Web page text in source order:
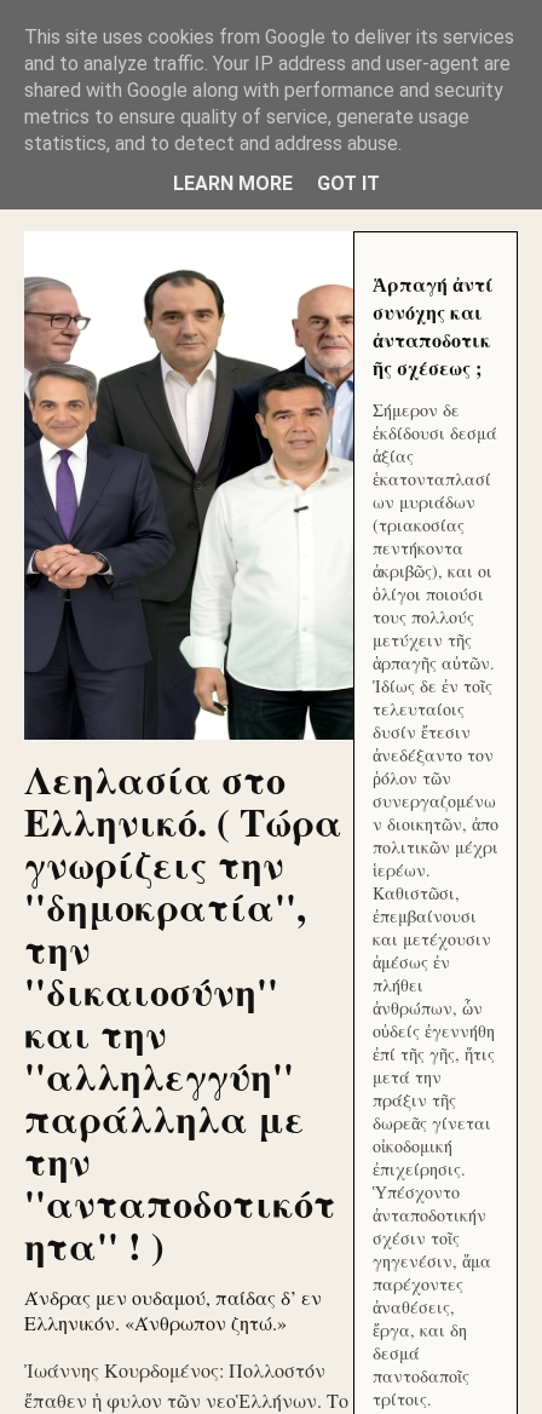
ΑΥΤΟΧΘΟΝΕΣ ΜΟΥ ΕΚΛΕΙΣΑΝ ΤΑ ΣΟΣΙΑΛ ΚΑΙ
ΦΙΜΩΣΑΝ ΤΟ SITE. ΟΙ ΧΙΛΙΑΔΕΣ ΜΙΚΡΟΕΠΕΝΔΥΤΕΣ
ΕΠΕΝΔΥΣΑΤΕ ΓΙΑ ΛΕΗΛΑΣΙΑ ΚΑΙ ΕΓΚΛΗΜΑ ?
ΓΛΥΦΑΔΑ WEB |ΟΙ ΜΕΓΑΛΟΙ ΚΛΕΠΤΑΙ ΑΠΟ ΤΟ
ΜΙΚΡΟΝ ΑΠΑΓΟΥΣΙ
Λεηλασία στο
Ελληνικό. ( Τώρα
γνωρίζεις την
''δημοκρατία'',
την
''δικαιοσύνη''
και την
''αλληλεγγύη''
παράλληλα με
την
''ανταποδοτικότ
ητα'' ! )
Άνδρας μεν ουδαμού, παίδας δ’ εν
Ελληνικόν. «Άνθρωπον ζητώ.»
Ἰωάννης Κουρδομένος: Πολλοστόν
ἔπαθεν ἡ φυλον τῶν νεοἙλλήνων. Το
Ἁρπαγή ἀντί
συνόχης και
ἀνταποδοτικ
ῆς σχέσεως ;
Σήμερον δε
ἐκδίδουσι δεσμά
ἀξίας
ἑκατονταπλασί
ων μυριάδων
(τριακοσίας
πεντήκοντα
ἀκριβῶς), και οι
ὀλίγοι ποιούσι
τους πολλούς
μετύχειν τῆς
ἁρπαγῆς αὐτῶν.
Ἰδίως δε ἐν τοῖς
τελευταίοις
δυσίν ἔτεσιν
ἀνεδέξαντο τον
ῥόλον τῶν
συνεργαζομένω
ν διοικητῶν, ἀπο
πολιτικῶν μέχρι
ἱερέων.
Καθιστῶσι,
ἐπεμβαίνουσι
και μετέχουσιν
ἀμέσως ἐν
πλήθει
ἀνθρώπων, ὧν
οὐδείς ἐγεννήθη
ἐπί τῆς γῆς, ἥτις
μετά την
πράξιν τῆς
δωρεᾶς γίνεται
οἰκοδομική
ἐπιχείρησις.
Ὑπέσχοντο
ἀνταποδοτικήν
σχέσιν τοῖς
γηγενέσιν, ἅμα
παρέχοντες
ἀναθέσεις,
ἔργα, και δη
δεσμά
παντοδαποῖς
τρίτοις.
This site uses cookies from Google to deliver its services
and to analyze traffic. Your IP address and user-agent are
shared with Google along with performance and security
metrics to ensure quality of service, generate usage
statistics, and to detect and address abuse.
LEARN MORE
GOT IT